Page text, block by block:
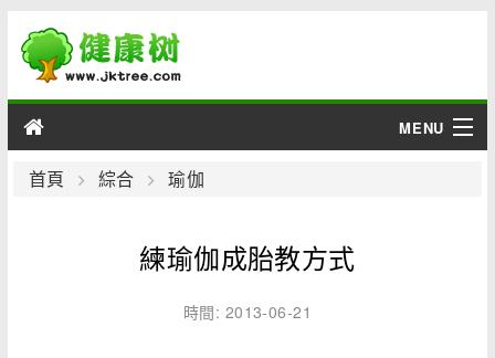
MENU
男性
首頁 綜合 瑜伽
練瑜伽成胎教方式
時間: 2013-06-21